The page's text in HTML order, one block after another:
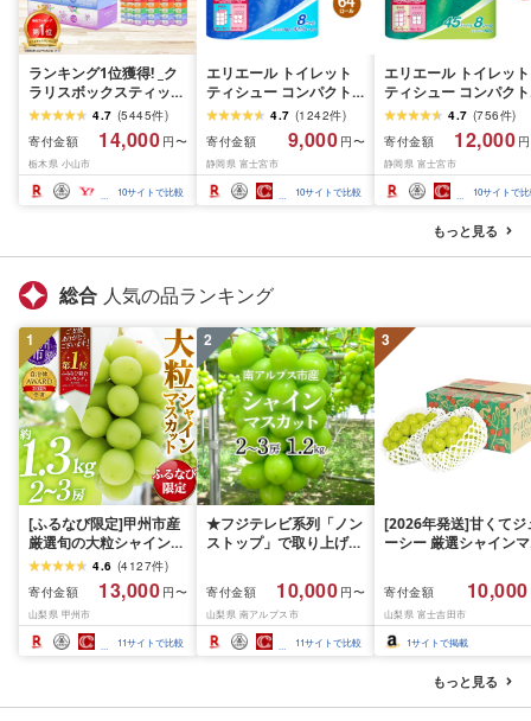
ランキング1位獲得! _ク
ラリスボックスティッシ
ュ60箱(1箱220組(440
枚))(5個入り×12セット)_
ティッシュ ティッシュ
ペーパー 日用品 常備品
生活用品 まとめ買い [配
送不可地域:離島・沖縄
4.7 (5445件)
寄付金額
14,000 円〜
栃木県 小山市
10サイトで比較
エリエール トイレット
ティシュー コンパクト
シングル [個数が選べ
る:16・32・64 ロール]
1.5倍巻 82.5m トイレッ
トペーパー シングル パ
ルプ100% 香りつき 日用
品 消耗品 備蓄 ふるさと
4.7 (1242件)
寄付金額
9,000 円〜
静岡県 富士宮市
10サイトで比較
エリエール トイレット
ティシュー コンパクト
ダブル [選べるロール
数:32・64 ロール] 1.5
巻 45m トイレットペ
パー ダブル パルプ
香りつき 日用品 消耗
備蓄 ふるさと納税 ふ
さと 送料無料 静岡県
4.7 (756件)
寄付金額
12,000
静岡県 富士宮市
10サイトで
もっと見る
総合 人気の品ランキング
1
[ふるなび限定]甲州市産
厳選旬の大粒シャインマ
スカット 約1.3kg 2〜3
房[2026年発送]
(MG)B12-472 FN-
Limited-VO シャインマ
スカット フルーツ
4.6 (4127件)
寄付金額
13,000 円〜
山梨県 甲州市
11サイトで比較
2
★フジテレビ系列「ノン
ストップ」で取り上げら
先行予約]南アルプス市
産シャインマスカット
1.2kg以上(2〜3房)ふる
さと納税 おすすめ 山梨
県 南アルプス市 送料無
寄付金額 10,000 円〜
山梨県 南アルプス市
11サイトで比較
3
[2026年発送]甘くてジ
ーシー 厳選シャインマ
月前半(1〜15日)から
月下旬までの発送) フ
ーツ ぶどう 果物 山梨
産 2026 旬 大粒 高級
寄付金額 10,000
山梨県 富士吉田市
1サイトで掲載
もっと見る